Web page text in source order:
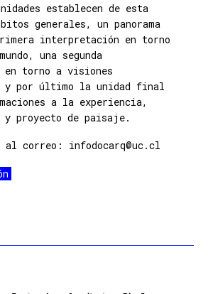
establecen de esta
generales, un panorama
interpretación en torno
una segunda
torno a visiones
por último la unidad final
a la experiencia,
y proyecto de paisaje.
al correo: infodocarq@uc.cl